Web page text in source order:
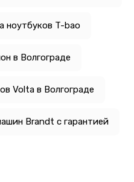
ноутбуков T-bao
в Волгограде
Volta в Волгограде
Brandt с гарантией